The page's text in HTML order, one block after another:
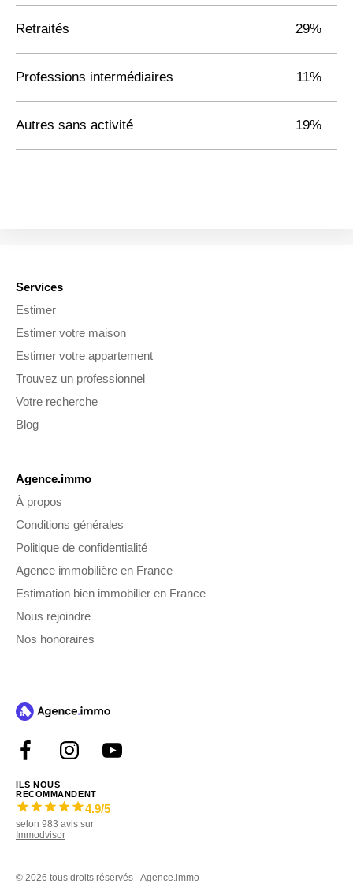
Retraités 29%
Professions intermédiaires 11%
Autres sans activité 19%
Services
Estimer
Estimer votre maison
Estimer votre appartement
Trouvez un professionnel
Votre recherche
Blog
Agence.immo
À propos
Conditions générales
Politique de confidentialité
Agence immobilière en France
Estimation bien immobilier en France
Nous rejoindre
Nos honoraires
ILS NOUS
RECOMMANDENT
4.9/5
selon 983 avis sur
Immodvisor
© 2026 tous droits réservés - Agence.immo